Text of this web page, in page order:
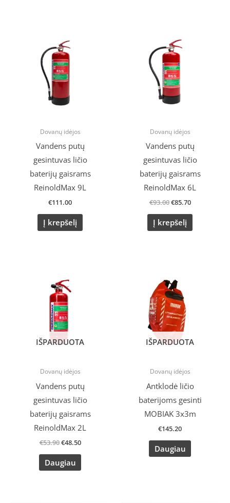
Dovanų idėjos
Vandens putų
gesintuvas ličio
baterijų gaisrams
ReinoldMax 9L
€111.00
Į krepšelį
Dovanų idėjos
Vandens putų
gesintuvas ličio
baterijų gaisrams
ReinoldMax 6L
€93.00
was:
€93.00.
€85.70
Į krepšelį
IŠPARDUOTA
Dovanų idėjos
Vandens putų
gesintuvas ličio
baterijų gaisrams
ReinoldMax 2L
€53.90
was:
€53.90.
€48.50
Daugiau
IŠPARDUOTA
Dovanų idėjos
Antklodė ličio
baterijoms gesinti
MOBIAK 3x3m
€145.20
Daugiau